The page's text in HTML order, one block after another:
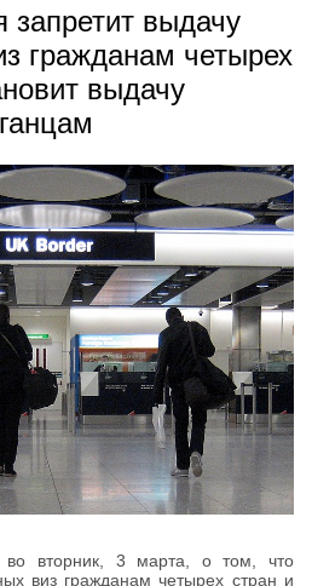
запретит выдачу
гражданам четырех
выдачу
во вторник, 3 марта, о том, что
виз гражданам четырех стран и